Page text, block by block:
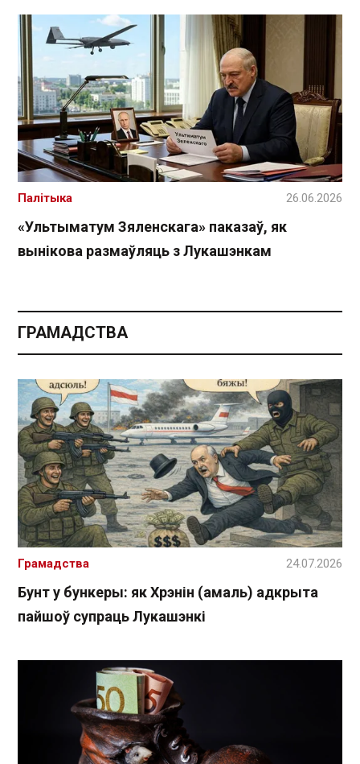
«Ультыматум Зяленскага» паказаў, як
вынікова размаўляць з Лукашэнкам
Палітыка 26.06.2026
ГРАМАДСТВА
Бунт у бункеры: як Хрэнін (амаль) адкрыта
пайшоў супраць Лукашэнкі
Грамадства 24.07.2026